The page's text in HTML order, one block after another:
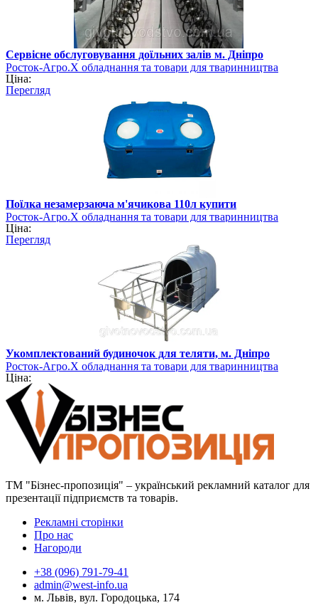
Сервісне обслуговування доїльних залів м. Дніпро
Росток-Агро.Х обладнання та товари для тваринництва
Ціна:
Перегляд
Поїлка незамерзаюча м'ячикова 110л купити
Росток-Агро.Х обладнання та товари для тваринництва
Ціна:
Перегляд
Укомплектований будиночок для теляти, м. Дніпро
Росток-Агро.Х обладнання та товари для тваринництва
Ціна:
ТМ "Бізнес-пропозиція" – український рекламний каталог для
презентації підприємств та товарів.
Рекламні сторінки
Про нас
Нагороди
+38 (096) 791-79-41
admin@west-info.ua
м. Львів, вул. Городоцька, 174